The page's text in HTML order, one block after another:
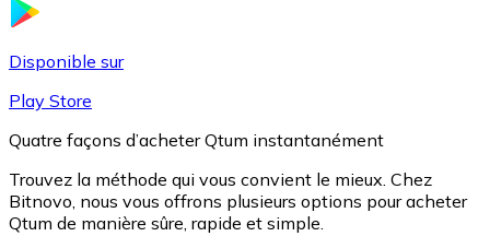
Disponible sur
Play Store
Quatre façons d’acheter Qtum instantanément
Trouvez la méthode qui vous convient le mieux. Chez
Bitnovo, nous vous offrons plusieurs options pour acheter
Qtum de manière sûre, rapide et simple.